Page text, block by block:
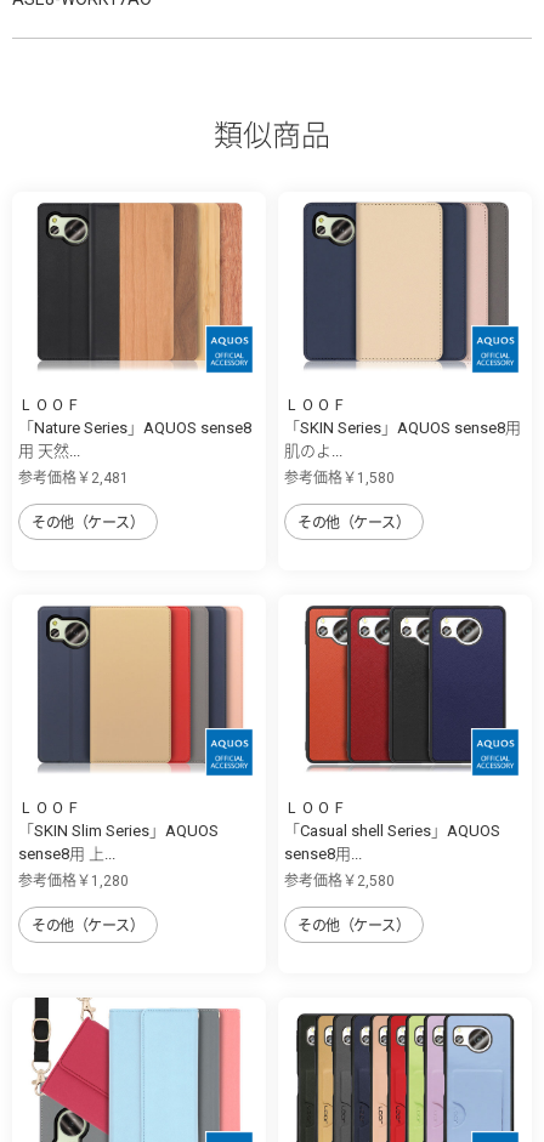
類似商品
ＬＯＯＦ
「Nature Series」AQUOS sense8
用 天然...
参考価格￥2,481
その他（ケース）
ＬＯＯＦ
「SKIN Series」AQUOS sense8用
肌のよ...
参考価格￥1,580
その他（ケース）
ＬＯＯＦ
「SKIN Slim Series」AQUOS
sense8用 上...
参考価格￥1,280
その他（ケース）
ＬＯＯＦ
「Casual shell Series」AQUOS
sense8用...
参考価格￥2,580
その他（ケース）